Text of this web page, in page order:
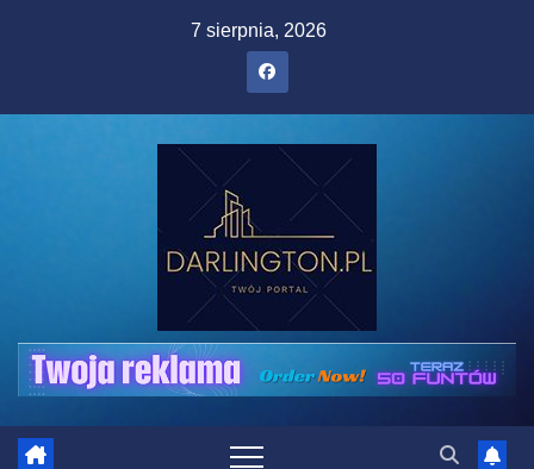
7 sierpnia, 2026